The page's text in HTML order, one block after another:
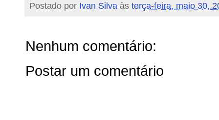
Postado por Ivan Silva às terça-feira, maio 30,
Nenhum comentário:
Postar um comentário